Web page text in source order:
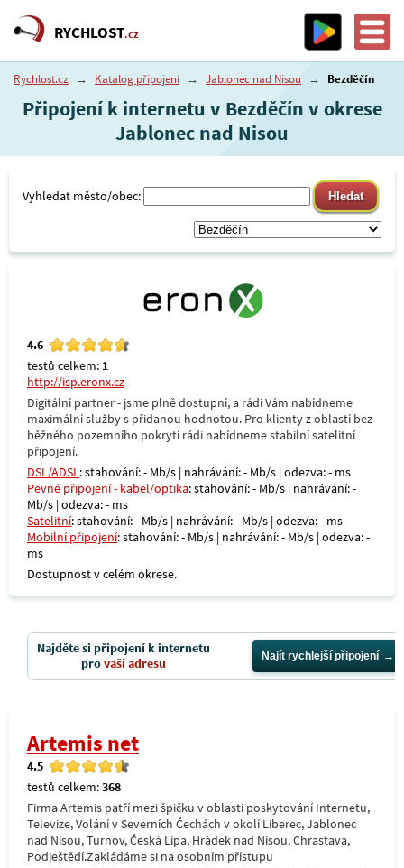
RYCHLOST.cz
Rychlost.cz → Katalog připojení → Jablonec nad Nisou → Bezděčín
Připojení k internetu v Bezděčín v okrese
Jablonec nad Nisou
Vyhledat město/obec:
4.6
testů celkem: 1
http://isp.eronx.cz
Digitální partner - jsme plně dostupní, a rádi Vám nabídneme
maximální služby s přidanou hodnotou. Pro klienty z oblastí bez
běžného pozemního pokrytí rádi nabídneme stabilní satelitní
připojení.
DSL/ADSL: stahování: - Mb/s | nahrávání: - Mb/s | odezva: - ms
Pevné připojení - kabel/optika: stahování: - Mb/s | nahrávání: -
Mb/s | odezva: - ms
Satelitní: stahování: - Mb/s | nahrávání: - Mb/s | odezva: - ms
Mobilní připojení: stahování: - Mb/s | nahrávání: - Mb/s | odezva: -
ms
Dostupnost v celém okrese.
Najděte si připojení k internetu
provaši adresu Najít rychlejší připojení
Artemis net
4.5
testů celkem:368
Firma Artemis patří mezi špičku v oblasti poskytování Internetu,
Televize, Volání v Severních Čechách v okolí Liberec, Jablonec
nad Nisou, Turnov, Česká Lípa, Hrádek nad Nisou, Chrastava,
Podještědí.Zakládáme si na osobním přístupu